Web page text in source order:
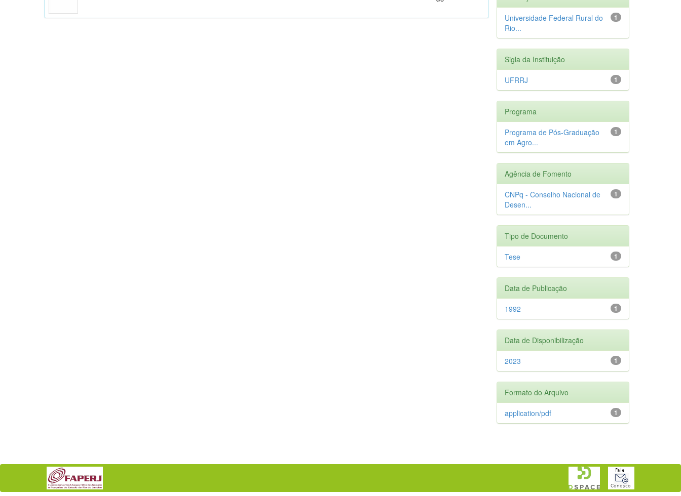
1
Universidade Federal Rural do
Rio...
Sigla da Instituição
1
UFRRJ
Programa
1
Programa de Pós-Graduação
em Agro...
Agência de Fomento
1
CNPq - Conselho Nacional de
Desen...
Tipo de Documento
1
Tese
Data de Publicação
1
1992
Data de Disponibilização
1
2023
Formato do Arquivo
1
application/pdf